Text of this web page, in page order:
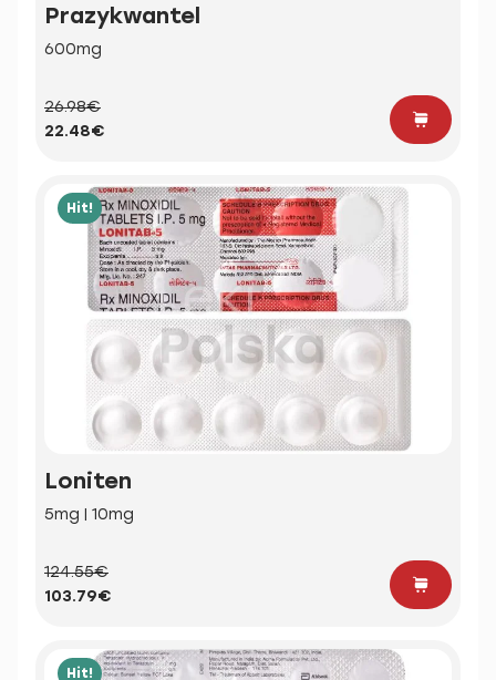
Prazykwantel
600mg
26.98€
22.48€
Hit!
Loniten
5mg | 10mg
124.55€
103.79€
Hit!